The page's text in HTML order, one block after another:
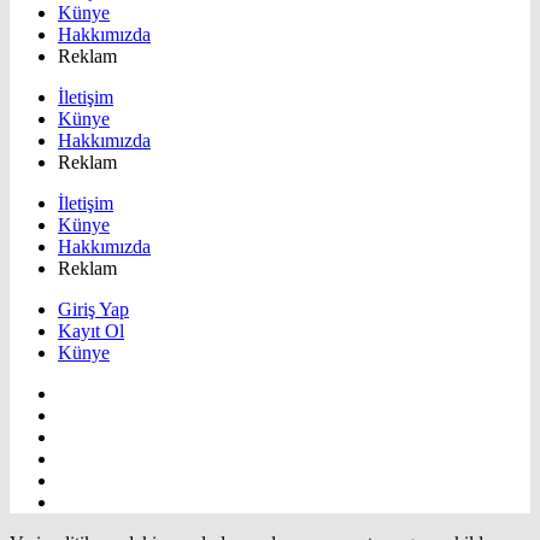
Künye
Hakkımızda
Reklam
İletişim
Künye
Hakkımızda
Reklam
İletişim
Künye
Hakkımızda
Reklam
Giriş Yap
Kayıt Ol
Künye